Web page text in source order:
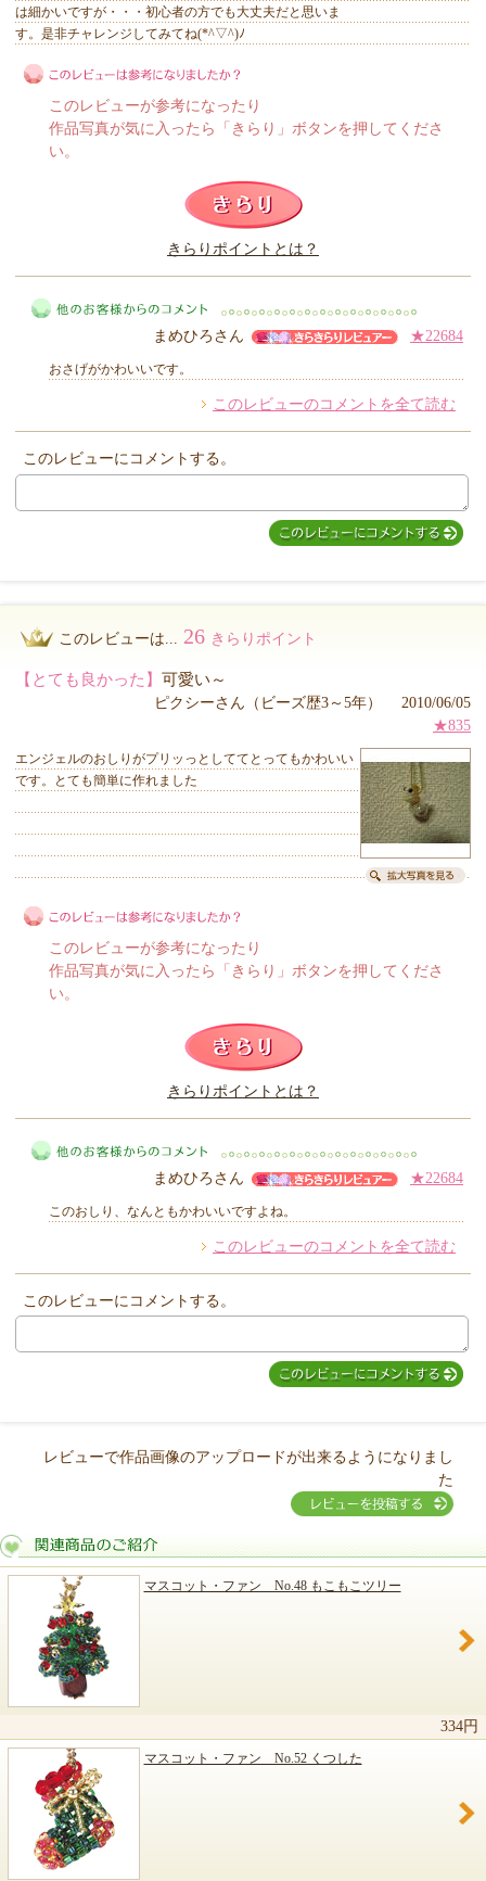
は細かいですが・・・初心者の方でも大丈夫だと思いま
す。是非チャレンジしてみてね(*^▽^)ﾉ
このレビューは参考になりましたか？
このレビューが参考になったり
作品写真が気に入ったら「きらり」ボタンを押してくださ
い。
きらりポイントとは？
他のお客様からのコメント
まめひろさん ★22684
おさげがかわいいです。
このレビューのコメントを全て読む
このレビューにコメントする。
このレビューは... 26 きらりポイント
【とても良かった】 可愛い～
ピクシーさん（ビーズ歴3～5年） 2010/06/05
★835
エンジェルのおしりがプリッっとしててとってもかわいい
です。とても簡単に作れました
このレビューは参考になりましたか？
このレビューが参考になったり
作品写真が気に入ったら「きらり」ボタンを押してくださ
い。
きらりポイントとは？
他のお客様からのコメント
まめひろさん ★22684
このおしり、なんともかわいいですよね。
このレビューのコメントを全て読む
このレビューにコメントする。
レビューで作品画像のアップロードが出来るようになりまし
た
マスコット・ファン No.48 もこもこツリー
334円
マスコット・ファン No.52 くつした